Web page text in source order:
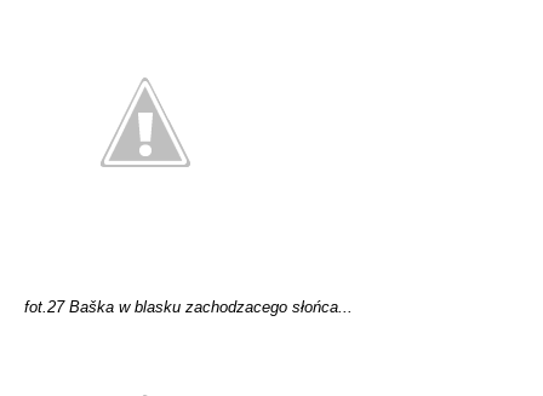
fot.27 Baška w blasku zachodzacego słońca...